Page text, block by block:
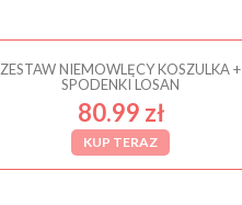
ZESTAW NIEMOWLĘCY KOSZULKA +
SPODENKI LOSAN
80.99 zł
KUP TERAZ